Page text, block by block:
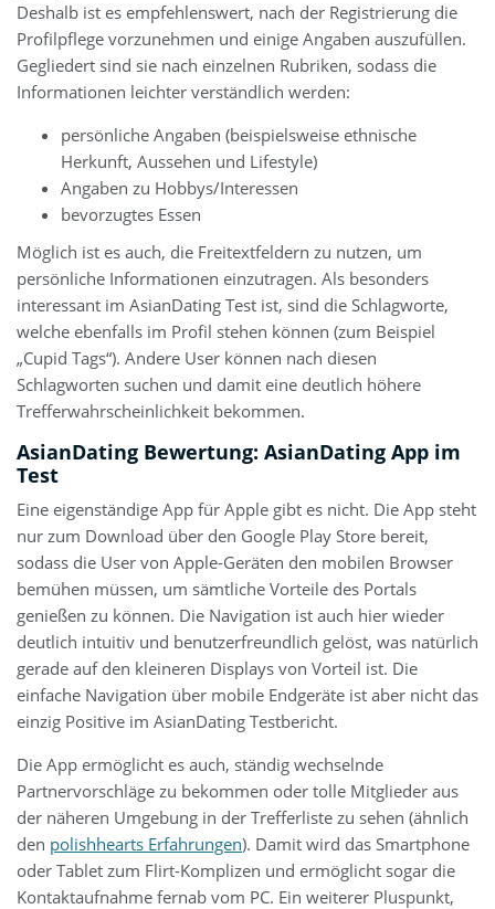
Deshalb ist es empfehlenswert, nach der Registrierung die
Profilpflege vorzunehmen und einige Angaben auszufüllen.
Gegliedert sind sie nach einzelnen Rubriken, sodass die
Informationen leichter verständlich werden:
persönliche Angaben (beispielsweise ethnische
Herkunft, Aussehen und Lifestyle)
Angaben zu Hobbys/Interessen
bevorzugtes Essen
Möglich ist es auch, die Freitextfeldern zu nutzen, um
persönliche Informationen einzutragen. Als besonders
interessant im AsianDating Test ist, sind die Schlagworte,
welche ebenfalls im Profil stehen können (zum Beispiel
„Cupid Tags“). Andere User können nach diesen
Schlagworten suchen und damit eine deutlich höhere
Trefferwahrscheinlichkeit bekommen.
AsianDating Bewertung: AsianDating App im
Test
Eine eigenständige App für Apple gibt es nicht. Die App steht
nur zum Download über den Google Play Store bereit,
sodass die User von Apple-Geräten den mobilen Browser
bemühen müssen, um sämtliche Vorteile des Portals
genießen zu können. Die Navigation ist auch hier wieder
deutlich intuitiv und benutzerfreundlich gelöst, was natürlich
gerade auf den kleineren Displays von Vorteil ist. Die
einfache Navigation über mobile Endgeräte ist aber nicht das
einzig Positive im AsianDating Testbericht.
Die App ermöglicht es auch, ständig wechselnde
Partnervorschläge zu bekommen oder tolle Mitglieder aus
der näheren Umgebung in der Trefferliste zu sehen (ähnlich
den polishhearts Erfahrungen). Damit wird das Smartphone
oder Tablet zum Flirt-Komplizen und ermöglicht sogar die
Kontaktaufnahme fernab vom PC. Ein weiterer Pluspunkt,